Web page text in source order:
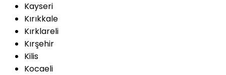
Kayseri
Kırıkkale
Kırklareli
Kırşehir
Kilis
Kocaeli